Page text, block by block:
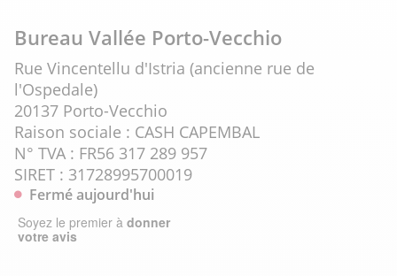
Bureau Vallée Porto-Vecchio
Rue Vincentellu d'Istria (ancienne rue de
l'Ospedale)
20137 Porto-Vecchio
Raison sociale : CASH CAPEMBAL
N° TVA : FR56 317 289 957
SIRET : 31728995700019
Fermé aujourd'hui